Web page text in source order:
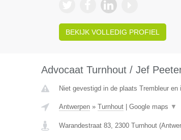
BEKIJK VOLLEDIG PROFIEL
Advocaat Turnhout / Jef
Niet gevestigd in de plaats Trembleur en
Antwerpen» Turnhout| Google maps ▼
Warandestraat 83, 2300 Turnhout(